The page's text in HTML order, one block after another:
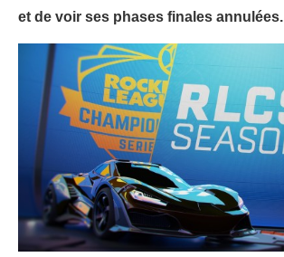
et de voir ses phases finales annulées.